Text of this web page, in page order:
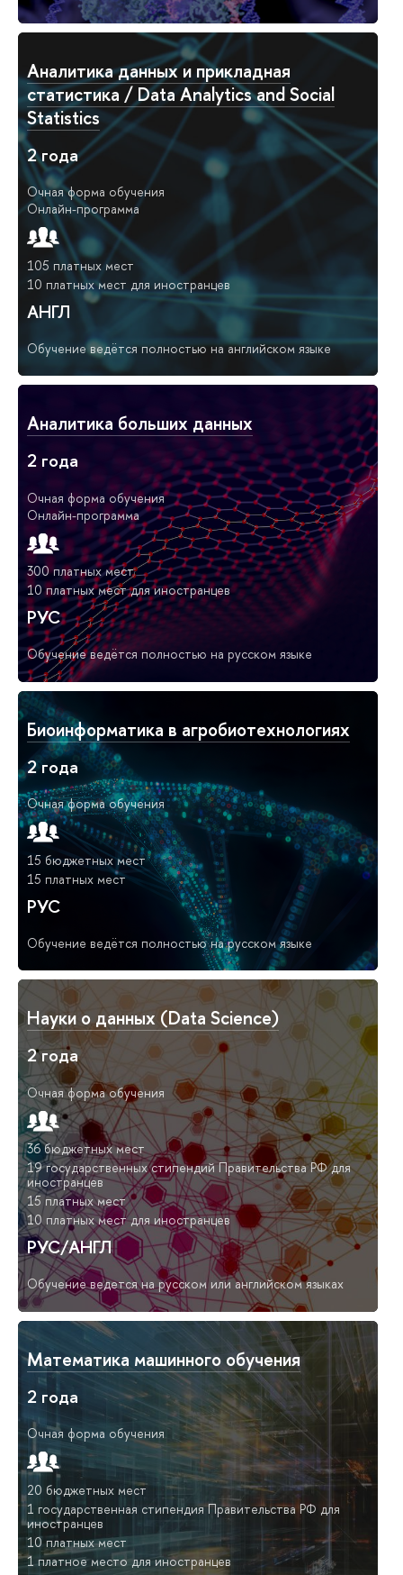
Аналитика данных и прикладная
статистика / Data Analytics and Social
Statistics
2 года
Очная форма обучения
Онлайн-программа
105 платных мест
10 платных мест для иностранцев
АНГЛ
Обучение ведётся полностью на английском языке
Аналитика больших данных
2 года
Очная форма обучения
Онлайн-программа
300 платных мест
10 платных мест для иностранцев
РУС
Обучение ведётся полностью на русском языке
Биоинформатика в агробиотехнологиях
2 года
Очная форма обучения
15 бюджетных мест
15 платных мест
РУС
Обучение ведётся полностью на русском языке
Науки о данных (Data Science)
2 года
Очная форма обучения
36 бюджетных мест
19 государственных стипендий Правительства РФ для
иностранцев
15 платных мест
10 платных мест для иностранцев
РУС/АНГЛ
Обучение ведется на русском или английском языках
Математика машинного обучения
2 года
Очная форма обучения
20 бюджетных мест
1 государственная стипендия Правительства РФ для
иностранцев
10 платных мест
1 платное место для иностранцев